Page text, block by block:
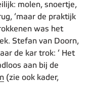
molen, snoertje,
‘maar de praktijk
was het
Stefan van Doorn,
de kar trok: ‘ Het
aan bij de
(zie ook kader,